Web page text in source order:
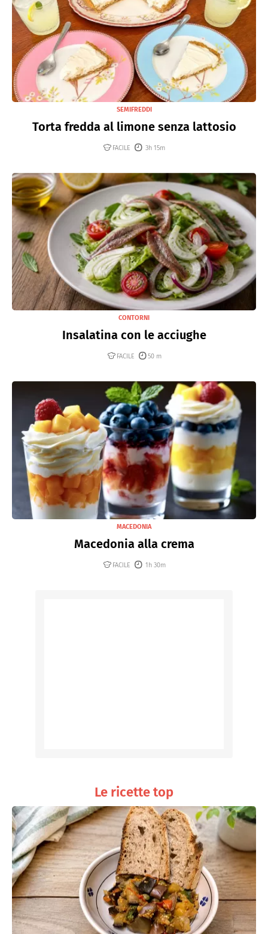
SEMIFREDDI
Torta fredda al limone senza lattosio
FACILE 3h 15m
CONTORNI
Insalatina con le acciughe
FACILE 50 m
MACEDONIA
Macedonia alla crema
FACILE 1h 30m
Le ricette top